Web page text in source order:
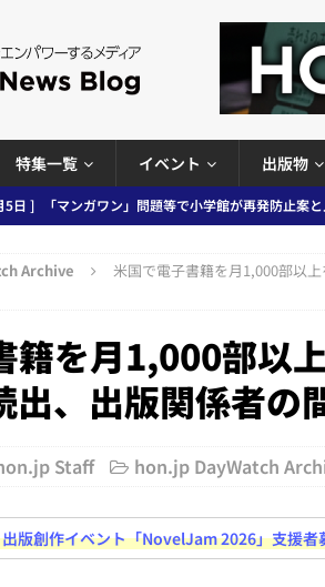
特集一覧 イベント 出版物
4日 ]
小学館「マンガワン」問題の第三者委員会調
3日 ] 「講談社、著者向けポータルサイト提供開始
2日 ] EUが生成AIコンテンツの識別表示を義務化な
1日 ] 文科省、プログラミング教育にAI活用方針な
31日 ] HON.jp News Blogに拡張検索生成（RAG）
Archive
米国で電子書籍を月1,000部以
籍を月1,000部以
出、出版関係者の
Staff hon.jp DayWatch
版創作イベント「NovelJam 2026」支援者